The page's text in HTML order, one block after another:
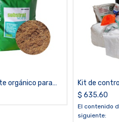
orgánico para
(saco de 10 kg)
Kit de
de
$ 635.60
El contenido
siguiente: